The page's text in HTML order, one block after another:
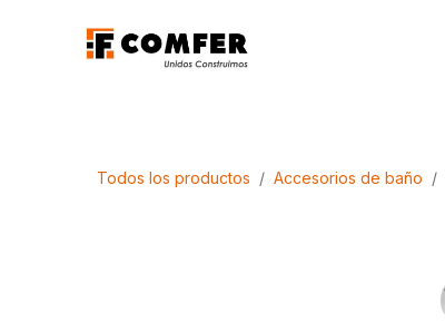
Todos los productos Accesorios de baño